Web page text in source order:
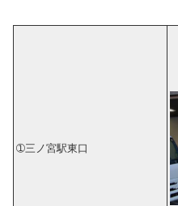
➀三ノ宮駅東口